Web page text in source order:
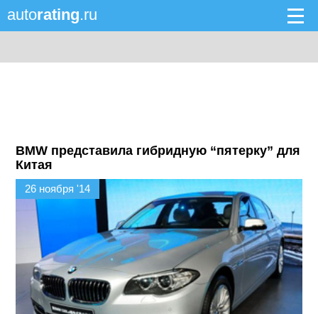
autorating.ru
BMW представила гибридную “пятерку” для
Китая
26 ноября '14